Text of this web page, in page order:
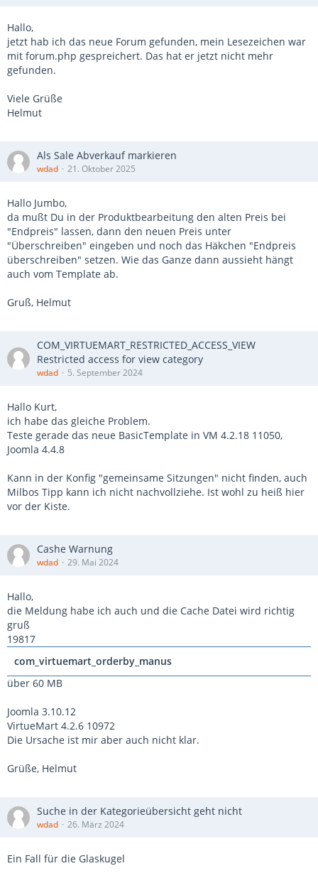
Hallo,
jetzt hab ich das neue Forum gefunden, mein Lesezeichen war
mit forum.php gespreichert. Das hat er jetzt nicht mehr
gefunden.
Viele Grüße
Helmut
Als Sale Abverkauf markieren
wdad 21. Oktober 2025
Hallo Jumbo,
da mußt Du in der Produktbearbeitung den alten Preis bei
"Endpreis" lassen, dann den neuen Preis unter
"Überschreiben" eingeben und noch das Häkchen "Endpreis
überschreiben" setzen. Wie das Ganze dann aussieht hängt
auch vom Template ab.
Gruß, Helmut
COM_VIRTUEMART_RESTRICTED_ACCESS_VIEW
Restricted access for view category
wdad 5. September 2024
Hallo Kurt,
ich habe das gleiche Problem.
Teste gerade das neue BasicTemplate in VM 4.2.18 11050,
Joomla 4.4.8
Kann in der Konfig "gemeinsame Sitzungen" nicht finden, auch
Milbos Tipp kann ich nicht nachvollziehe. Ist wohl zu heiß hier
vor der Kiste.
Cashe Warnung
wdad 29. Mai 2024
Hallo,
die Meldung habe ich auch und die Cache Datei wird richtig
gruß
19817
com_virtuemart_orderby_manus
über 60 MB
Joomla 3.10.12
VirtueMart 4.2.6 10972
Die Ursache ist mir aber auch nicht klar.
Grüße, Helmut
Suche in der Kategorieübersicht geht nicht
wdad 26. März 2024
Ein Fall für die Glaskugel